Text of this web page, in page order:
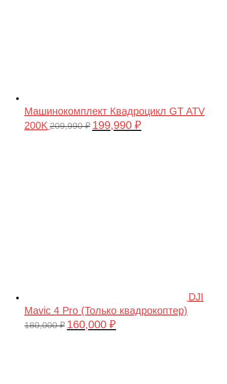
Машинокомплект Квадроцикл GT ATV
200K 209,990₽ Первоначальная
199,990 ₽
DJI
Mavic 4 Pro (Только квадрокоптер)
180,000₽ Первоначальная
160,000 ₽